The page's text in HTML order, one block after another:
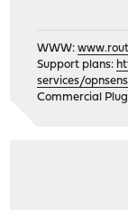
WWW:
Support plans:
services/
Commercial